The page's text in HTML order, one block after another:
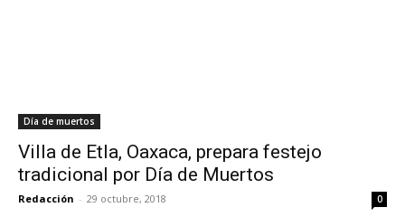
Día de muertos
Villa de Etla, Oaxaca, prepara festejo
tradicional por Día de Muertos
Redacción - 29 octubre, 2018 0